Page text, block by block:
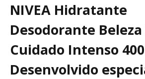
NIVEA Hidratante
Desodorante
Cuidado Intenso
Desenvolvido